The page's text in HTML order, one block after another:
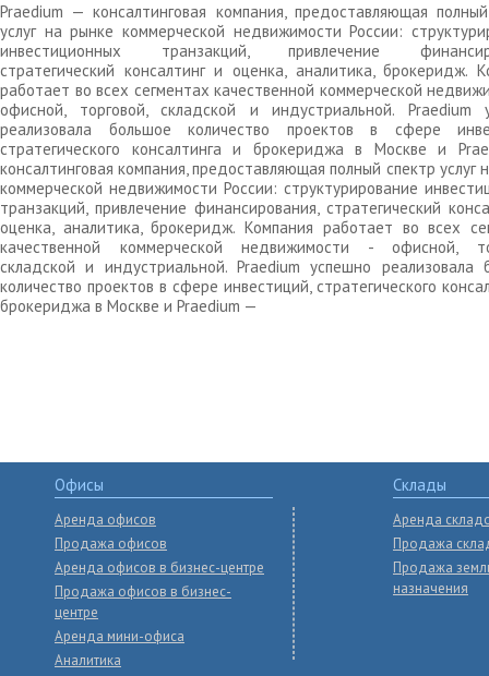
Praedium — консалтинговая компания, предоставляющая
услуг на рынке коммерческой недвижимости России:
инвестиционных транзакций, привлечение
стратегический консалтинг и оценка, аналитика, брокеридж.
работает во всех сегментах качественной коммерческой
офисной, торговой, складской и индустриальной. Praedium
реализовала большое количество проектов в сфере
стратегического консалтинга и брокериджа в Москве и
консалтинговая компания, предоставляющая полный спектр услуг
коммерческой недвижимости России: структурирование
транзакций, привлечение финансирования, стратегический
оценка, аналитика, брокеридж. Компания работает во всех
качественной коммерческой недвижимости - офисной,
складской и индустриальной. Praedium успешно реализовала
количество проектов в сфере инвестиций, стратегического
брокериджа в Москве и Praedium —
Офисы
Аренда офисов
Продажа офисов
Аренда офисов в бизнес-центре
Продажа офисов в бизнес-
центре
Аренда мини-офиса
Аналитика
Склады
Аренда
Продажа
Продажа
назначения